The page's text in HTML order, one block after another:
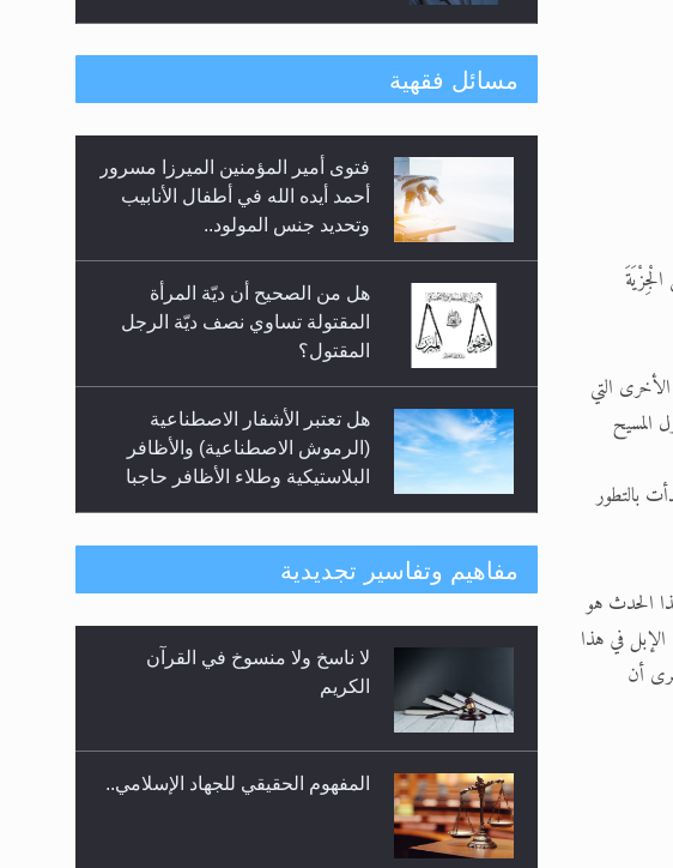
التي
المسيح
بالتطور
الحدث هو
الإبل في هذا
أن
متطلَّبات التّحريك الجديد...
رأيٌ في لغة المسيح الموعود عليه
السلام.. 4...
مسائل فقهية
فتوى أمير المؤمنين الميرزا مسرور
أحمد أيده الله في أطفال الأنابيب
وتحديد جنس المولود..
هل من الصحيح أن ديّة المرأة
المقتولة تساوي نصف ديّة الرجل
المقتول؟
هل تعتبر الأشفار الاصطناعية
(الرموش الاصطناعية) والأظافر
البلاستيكية وطلاء الأظافر حاجبا
هل يُحسب حول الزكاة وفق السنة
الميلادية أو الهجرية؟
هل يجوز فتح مشروع كوافير نسائي
للمحجبات وغير المحجبات؟
مفاهيم وتفاسير تجديدية
لا ناسخ ولا منسوخ في القرآن
الكريم
المفهوم الحقيقي للجهاد الإسلامي..